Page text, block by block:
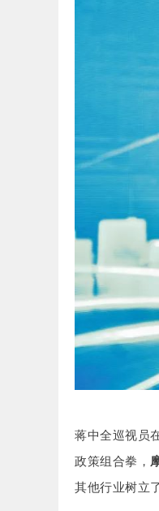
蒋中全巡视员
政策组合拳，
其他行业树立